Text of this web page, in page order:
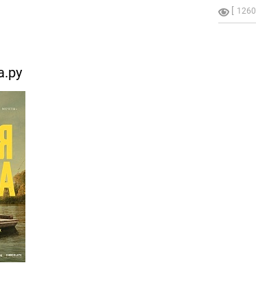
1260